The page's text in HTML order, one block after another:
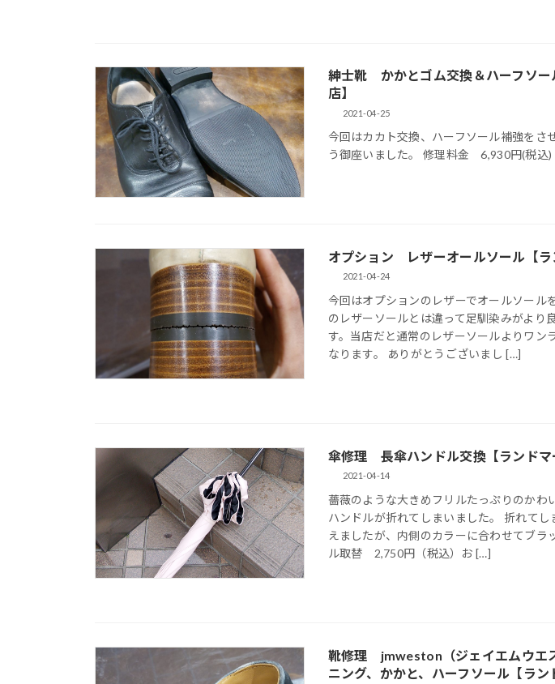
紳士靴 かかとゴム交換＆ハーフソー
店】
2021-04-25
今回はカカト交換、ハーフソール補強をさ
う御座いました。 修理料金 6,930円(税込
オプション レザーオールソール【
2021-04-24
今回はオプションのレザーでオールソール
のレザーソールとは違って足馴染みがより
す。当店だと通常のレザーソールよりワン
なります。 ありがとうございまし […]
傘修理 長傘ハンドル交換【ランドマ
2021-04-14
薔薇のような大きめフリルたっぷりのかわ
ハンドルが折れてしまいました。 折れて
えましたが、内側のカラーに合わせてブラ
ル取替 2,750円（税込）お […]
靴修理 jmweston（ジェイエムウエ
ニング、かかと、ハーフソール【ラン